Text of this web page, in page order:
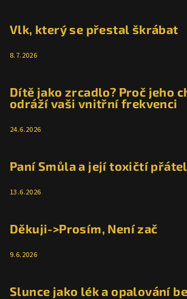
Vlk, který se přestal škrábat
8.7.2026
Dítě jako zrcadlo? Proč jeho
odráží vaši vnitřní frekvenci
24.6.2026
Paní Smůla a její toxičtí
13.6.2026
Děkuji->Prosím, Není zač
9.6.2026
Slunce jako lék a opalování